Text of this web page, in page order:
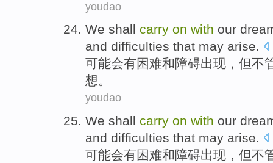
youdao
We shall carry on with our
and difficulties that may arise.
可能会有困难和障碍出现 ，但不
想。
youdao
We shall carry on with our
and difficulties that may arise.
可能会有困难和障碍出现 ，但不